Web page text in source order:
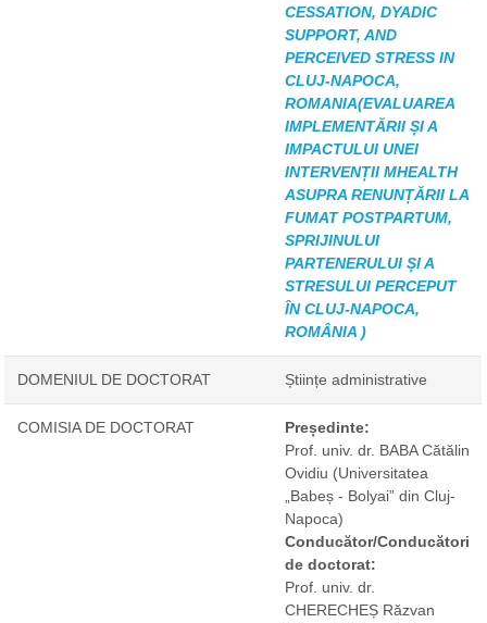
CESSATION, DYADIC
SUPPORT, AND
PERCEIVED STRESS IN
CLUJ-NAPOCA,
ROMANIA(EVALUAREA
IMPLEMENTĂRII ȘI A
IMPACTULUI UNEI
INTERVENȚII MHEALTH
ASUPRA RENUNȚĂRII LA
FUMAT POSTPARTUM,
SPRIJINULUI
PARTENERULUI ȘI A
STRESULUI PERCEPUT
ÎN CLUJ-NAPOCA,
ROMÂNIA )
DOMENIUL DE DOCTORAT Științe administrative
COMISIA DE DOCTORAT
Președinte:
Prof. univ. dr. BABA Cătălin
Ovidiu (Universitatea
„Babeș - Bolyai” din Cluj-
Napoca)
Conducător/Conducători
de doctorat:
Prof. univ. dr.
CHERECHEȘ Răzvan